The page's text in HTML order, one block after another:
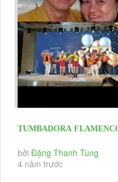
TUMBADORA
PARTY 2020 & HAPPY
bởi Đặng Thanh Tùng
4 năm trước